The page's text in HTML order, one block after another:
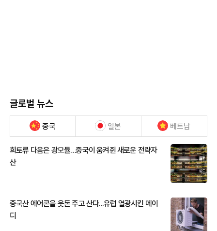
글로벌 뉴스
중국 일본 베트남
희토류 다음은 광모듈…중국이 움켜쥔 새로운 전략자
산
중국산 에어콘을 웃돈 주고 산다...유럽 열광시킨 메이
디